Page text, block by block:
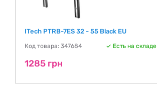
ITech PTRB-7ES 32 - 55 Black EU
Код товара: 347684 Есть на складе
1285 грн